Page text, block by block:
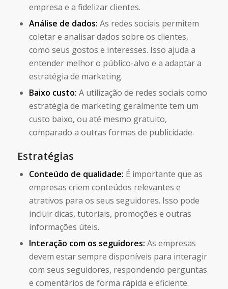
empresa e a fidelizar clientes.
Análise de dados: As redes sociais permitem
coletar e analisar dados sobre os clientes,
como seus gostos e interesses. Isso ajuda a
entender melhor o público-alvo e a adaptar a
estratégia de marketing.
Baixo custo: A utilização de redes sociais como
estratégia de marketing geralmente tem um
custo baixo, ou até mesmo gratuito,
comparado a outras formas de publicidade.
Estratégias
Conteúdo de qualidade: É importante que as
empresas criem conteúdos relevantes e
atrativos para os seus seguidores. Isso pode
incluir dicas, tutoriais, promoções e outras
informações úteis.
Interação com os seguidores: As empresas
devem estar sempre disponíveis para interagir
com seus seguidores, respondendo perguntas
e comentários de forma rápida e eficiente.